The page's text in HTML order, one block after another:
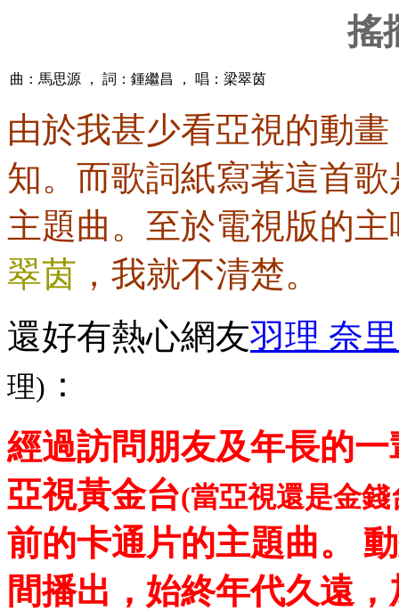
搖
曲：馬思源 ， 詞：鍾繼昌 ， 唱：梁翠茵
由於我甚少看亞視的動
知。而歌詞紙寫著這首
主題曲。至於電視版的
翠茵 ，我就不清楚。
還好有熱心網友羽理 奈
理) ：
經過訪問朋友及年長的
亞視黃金台(當亞視還是金
前的卡通片的主題曲。
間播出，始終年代久遠